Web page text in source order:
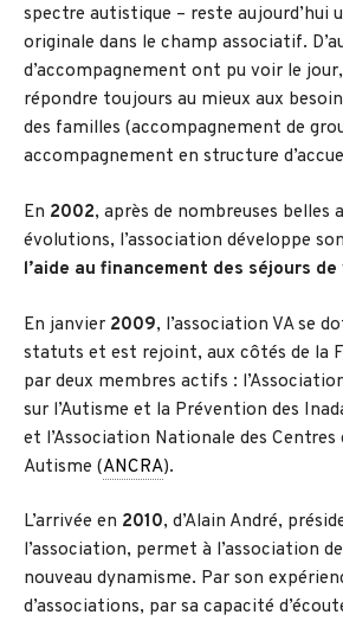
spectre autistique – reste aujourd’hui
originale dans le champ associatif.
d’accompagnement ont pu voir le
répondre toujours au mieux aux
des familles (accompagnement de
accompagnement en structure
En 2002, après de nombreuses belles
évolutions, l’association développe
l’aide au financement des séjours de
En janvier 2009, l’association VA se
statuts et est rejoint, aux côtés de la
par deux membres actifs :
sur l’Autisme et la Prévention des
et l’Association Nationale des Centres
Autisme (ANCRA).
L’arrivée en 2010, d’Alain André,
l’association, permet à l’association
nouveau dynamisme. Par son
d’associations, par sa capacité